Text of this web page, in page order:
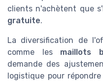
clients n'achètent que
gratuite.
La diversification de
comme les maillots
demande des
logistique pour